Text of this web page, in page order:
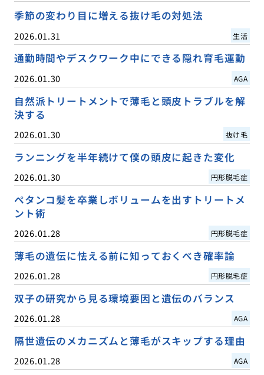
季節の変わり目に増える抜け毛の対処法
2026.01.31 生活
通勤時間やデスクワーク中にできる隠れ育毛運動
2026.01.30 AGA
自然派トリートメントで薄毛と頭皮トラブルを解
決する
2026.01.30 抜け毛
ランニングを半年続けて僕の頭皮に起きた変化
2026.01.30 円形脱毛症
ペタンコ髪を卒業しボリュームを出すトリートメ
ント術
2026.01.28 円形脱毛症
薄毛の遺伝に怯える前に知っておくべき確率論
2026.01.28 円形脱毛症
双子の研究から見る環境要因と遺伝のバランス
2026.01.28 AGA
隔世遺伝のメカニズムと薄毛がスキップする理由
2026.01.28 AGA